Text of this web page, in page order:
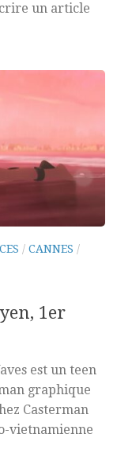
un article
/ CANNES /
1er
est un teen
graphique
Casterman
vietnamienne